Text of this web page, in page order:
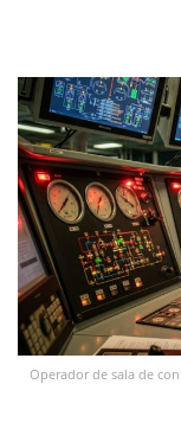
Operador de sala de